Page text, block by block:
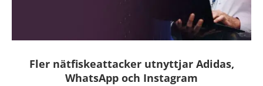
Fler nätfiskeattacker utnyttjar Adidas,
WhatsApp och Instagram